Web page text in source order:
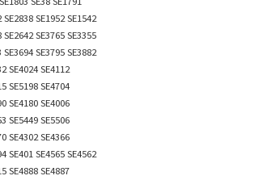
SE1952 SE1542
SE3765 SE3355
SE3795 SE3882
SE4024 SE4112
SE5198 SE4704
SE4180 SE4006
SE5449 SE5506
SE4302 SE4366
SE401 SE4565 SE4562
SE4888 SE4887